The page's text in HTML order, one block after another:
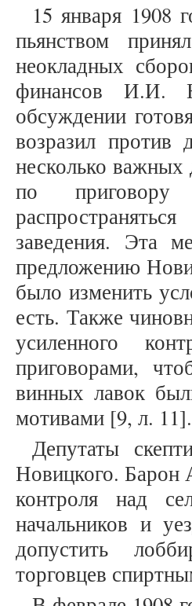
15 января 1908
пьянством
неокладных
финансов И.И.
обсуждении
возразил против
несколько важных
по
заведения. Эта
предложению
было изменить
есть. Также
усиленного
приговорами,
винных лавок
мотивами [9, л. 11].
Депутаты
Новицкого.
контроля над
начальников и
допустить
торговцев